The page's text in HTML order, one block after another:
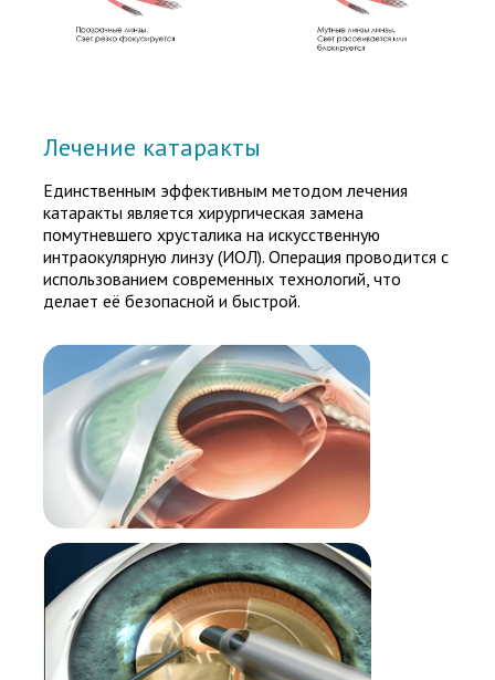
Единственным эффективным методом лечения
катаракты является хирургическая замена
помутневшего хрусталика на искусственную
интраокулярную линзу (ИОЛ). Операция проводится с
использованием современных технологий, что
делает её безопасной и быстрой.
Лечение катаракты